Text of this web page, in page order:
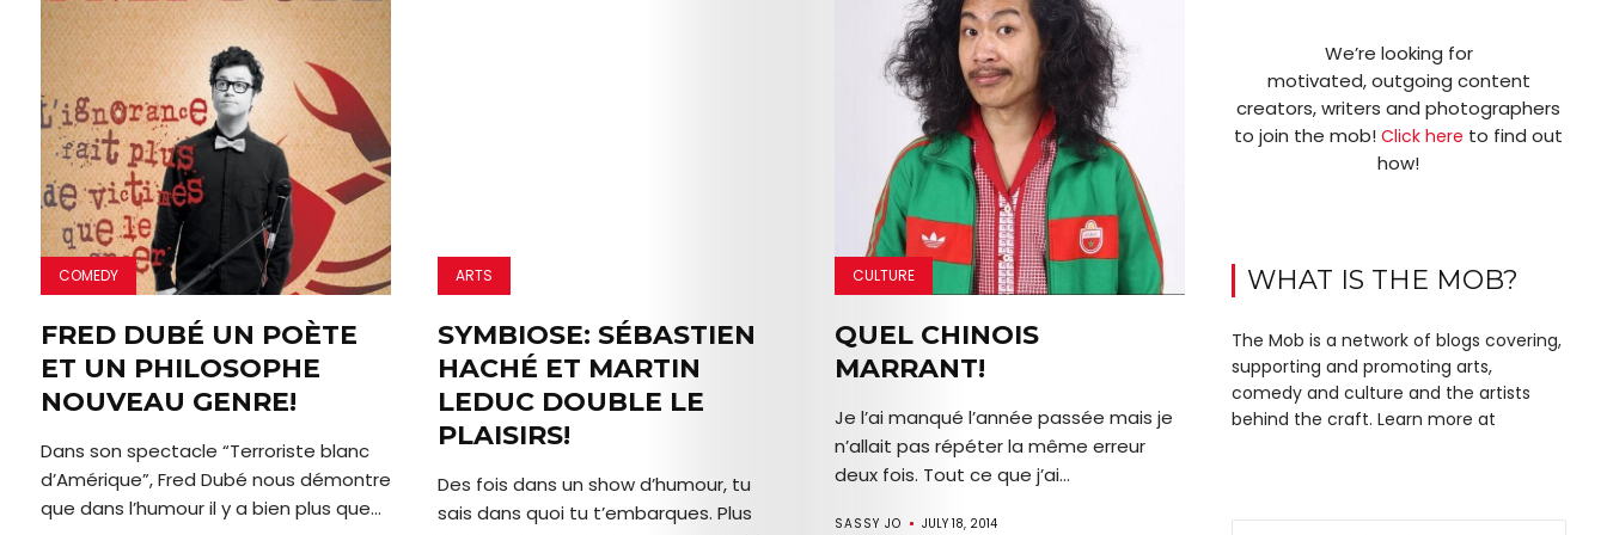
COMEDY
FRED DUBÉ UN POÈTE
ET UN PHILOSOPHE
NOUVEAU GENRE!
Dans son spectacle “Terroriste blanc
d’Amérique”, Fred Dubé nous démontre
que dans l’humour il y a bien plus que...
ARTS
SYMBIOSE: SÉBASTIEN
HACHÉ ET MARTIN
LEDUC DOUBLE LE
PLAISIRS!
Des fois dans un show d’humour, tu
sais dans quoi tu t’embarques. Plus
CULTURE
QUEL CHINOIS
MARRANT!
Je l’ai manqué l’année passée mais je
n’allait pas répéter la même erreur
deux fois. Tout ce que j’ai...
SASSY JO JULY 18, 2014
We’re looking for
motivated, outgoing content
creators, writers and photographers
to join the mob!Click here to find out
how!
WHAT IS THE MOB?
The Mob is a network of blogs covering,
supporting and promoting arts,
comedy and culture and the artists
behind the craft. Learn more at